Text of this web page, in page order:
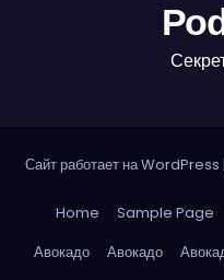
Сайт работает на WordPress |
Home Sample Page
Авокадо
Авокадо